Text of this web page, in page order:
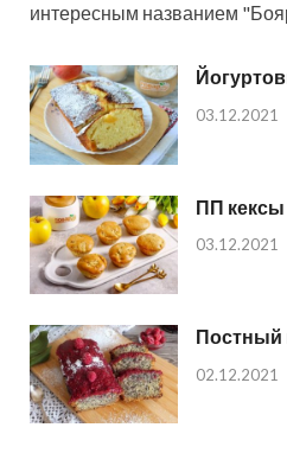
интересным названием
03.12.2021
ПП кексы
03.12.2021
Постный
02.12.2021